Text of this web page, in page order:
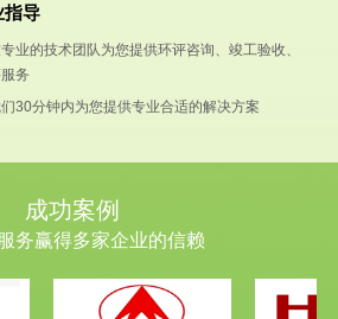
指导
业的技术团队为您提供环评咨询、竣工验收、
务
30分钟内为您提供专业合适的解决方案
成功案例
务赢得多家企业的信赖